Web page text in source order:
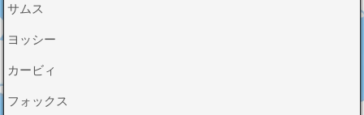
サムス
ヨッシー
カービィ
フォックス